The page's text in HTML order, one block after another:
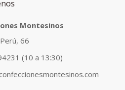
Montesinos
66
(10 a 13:30)